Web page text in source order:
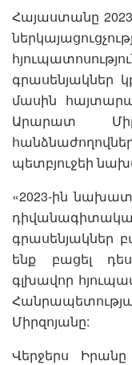
Հայաստանը
գրասենյակներ
մասին
Արարատ
պետբյուջեի
«2023-ին
գրասենյակներ
ենք բացել
գլխավոր
Միրզոյանը:
Վերջերս